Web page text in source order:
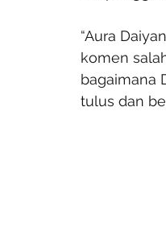
“Aura
komen
bagaimana
tulus dan